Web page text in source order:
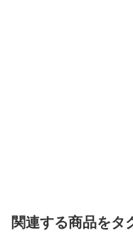
関連する商品をタ